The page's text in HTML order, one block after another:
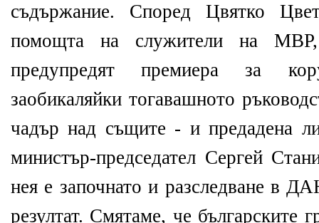
съдържание. Според Цвятко
помощта на служители на
предупредят премиера за
заобикаляйки тогавашното
чадър над същите - и предадена
министър-председател Сергей
нея е започнато и разследване в
резултат. Смятаме, че българските